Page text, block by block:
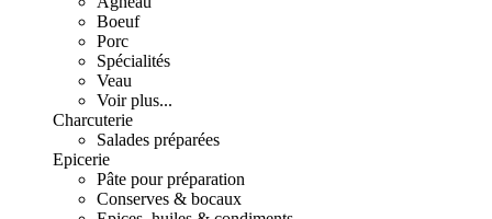
Boeuf
Porc
Spécialités
Veau
Voir plus...
Charcuterie
Salades préparées
Epicerie
Pâte pour préparation
Conserves & bocaux